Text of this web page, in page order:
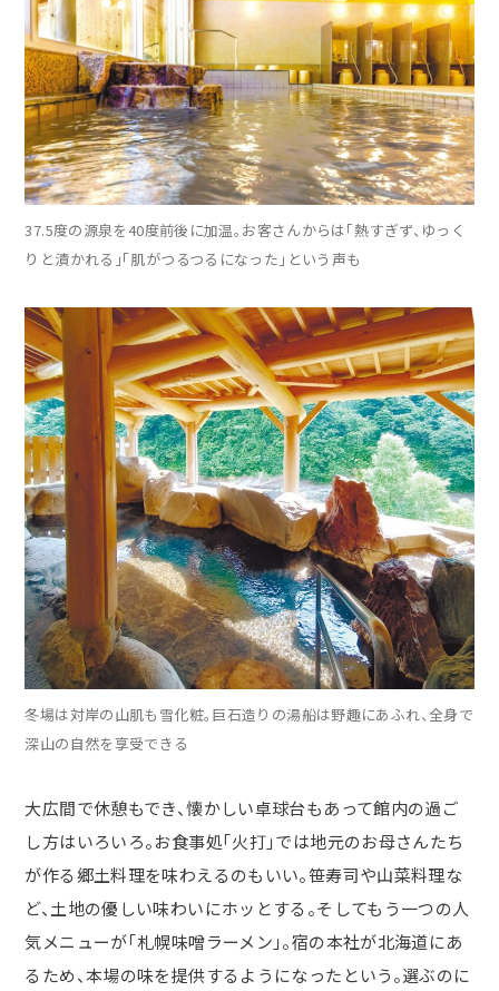
37.5度の源泉を40度前後に加温。お客さんからは「熱すぎず、ゆっく
りと漬かれる」「肌がつるつるになった」という声も
冬場は対岸の山肌も雪化粧。巨石造りの湯船は野趣にあふれ、全身で
深山の自然を享受できる
大広間で休憩もでき、懐かしい卓球台もあって館内の過ご
し方はいろいろ。お食事処「火打」では地元のお母さんたち
が作る郷土料理を味わえるのもいい。笹寿司や山菜料理な
ど、土地の優しい味わいにホッとする。そしてもう一つの人
気メニューが「札幌味噌ラーメン」。宿の本社が北海道にあ
るため、本場の味を提供するようになったという。選ぶのに